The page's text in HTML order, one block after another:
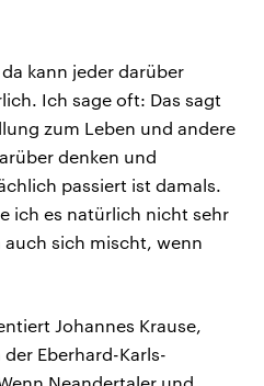
kann jeder darüber
Ich sage oft: Das sagt
zum Leben und andere
denken und
passiert ist damals.
ich es natürlich nicht sehr
sich mischt, wenn
Johannes Krause,
Eberhard-Karls-